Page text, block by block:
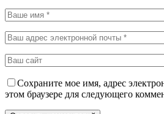
Сохраните мое имя, адрес
этом браузере для следующего